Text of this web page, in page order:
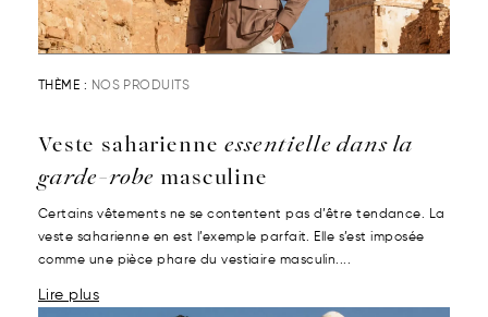
THÈME : NOS PRODUITS
Veste saharienneessentielle dans la
garde-robe masculine
Certains vêtements ne se contentent pas d’être tendance. La
veste saharienne en est l’exemple parfait. Elle s’est imposée
comme une pièce phare du vestiaire masculin....
Lire plus